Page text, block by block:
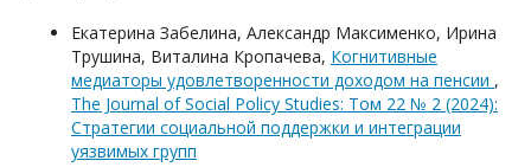
Екатерина Забелина, Александр Максименко, Ирина
Трушина, Виталина Кропачева, Когнитивные
медиаторы удовлетворенности доходом на пенсии ,
The Journal of Social Policy Studies: Том 22 № 2 (2024):
Стратегии социальной поддержки и интеграции
уязвимых групп